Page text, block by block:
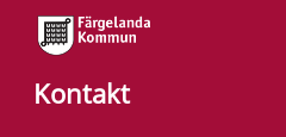
Kontakt